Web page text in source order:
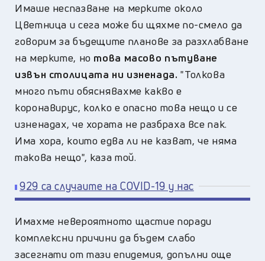
Имаше неспазване на мерките около
Цветница и сега може би щяхме по-смело да
говорим за бъдещите планове за разхлабване
на мерките, но това масово пътуване
извън столицата ни изненада. "Толкова
много пъти обяснявахме какво е
коронавирус, колко е опасно това нещо и се
изненадах, че хората не разбраха все пак.
Има хора, които едва ли не казват, че няма
такова нещо", каза той.
929 са случаите на COVID-19 у нас
Имахме невероятното щастие поради
комплексни причини да бъдем слабо
засегнати от тази епидемия, допълни още